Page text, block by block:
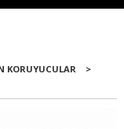
KORUYUCULAR
>